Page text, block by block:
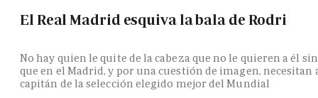
El Real Madrid esquiva la bala de Rodri
No hay quien le quite de la cabeza que no le quieren a él
que en el Madrid, y por una cuestión de imagen, necesitan
capitán de la selección elegido mejor del Mundial